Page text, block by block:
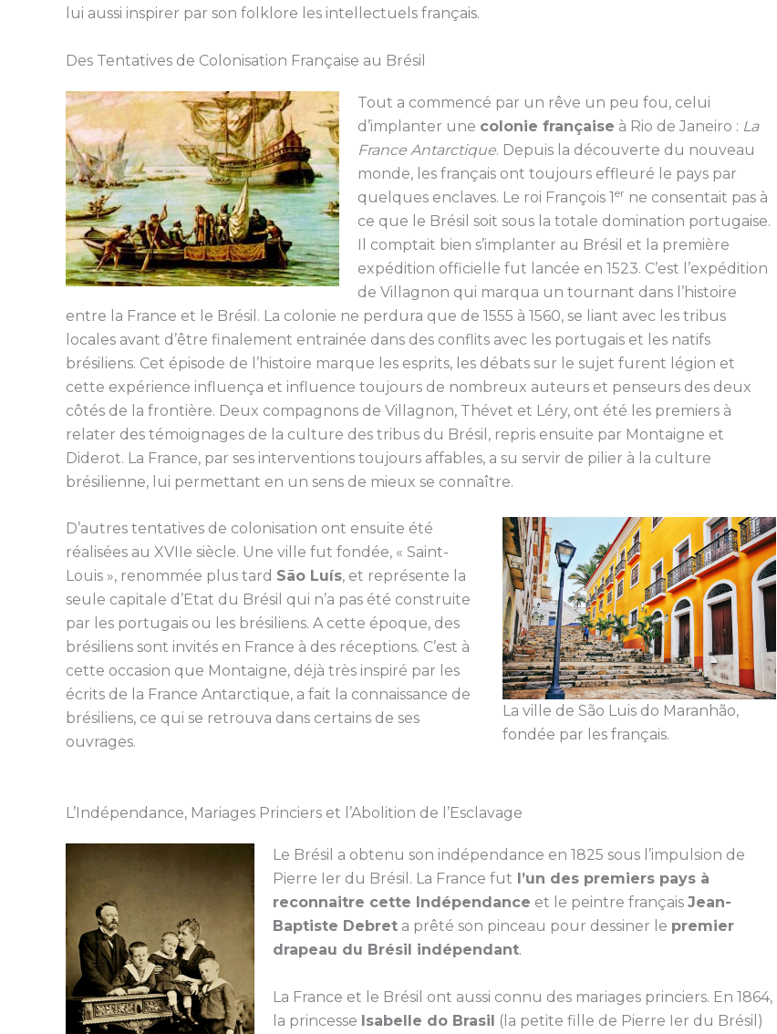
lui aussi inspirer par son folklore les intellectuels français.
Des Tentatives de Colonisation Française au Brésil
Tout a commencé par un rêve un peu fou, celui
d’implanter une colonie française à Rio de Janeiro : La
France Antarctique. Depuis la découverte du nouveau
monde, les français ont toujours effleuré le pays par
quelques enclaves. Le roi François 1er ne consentait pas à
ce que le Brésil soit sous la totale domination portugaise.
Il comptait bien s’implanter au Brésil et la première
expédition officielle fut lancée en 1523. C’est l’expédition
de Villagnon qui marqua un tournant dans l’histoire
entre la France et le Brésil. La colonie ne perdura que de 1555 à 1560, se liant avec les tribus
locales avant d’être finalement entrainée dans des conflits avec les portugais et les natifs
brésiliens. Cet épisode de l’histoire marque les esprits, les débats sur le sujet furent légion et
cette expérience influença et influence toujours de nombreux auteurs et penseurs des deux
côtés de la frontière. Deux compagnons de Villagnon, Thévet et Léry, ont été les premiers à
relater des témoignages de la culture des tribus du Brésil, repris ensuite par Montaigne et
Diderot. La France, par ses interventions toujours affables, a su servir de pilier à la culture
brésilienne, lui permettant en un sens de mieux se connaître.
La ville de São Luis do Maranhão,
fondée par les français.
D’autres tentatives de colonisation ont ensuite été
réalisées au XVIIe siècle. Une ville fut fondée, « Saint-
Louis », renommée plus tard São Luís, et représente la
seule capitale d’Etat du Brésil qui n’a pas été construite
par les portugais ou les brésiliens. A cette époque, des
brésiliens sont invités en France à des réceptions. C’est à
cette occasion que Montaigne, déjà très inspiré par les
écrits de la France Antarctique, a fait la connaissance de
brésiliens, ce qui se retrouva dans certains de ses
ouvrages.
L’Indépendance, Mariages Princiers et l’Abolition de l’Esclavage
Le Brésil a obtenu son indépendance en 1825 sous l’impulsion de
Pierre Ier du Brésil. La France fut l’un des premiers pays à
reconnaitre cette Indépendance et le peintre français Jean-
Baptiste Debret a prêté son pinceau pour dessiner le premier
drapeau du Brésil indépendant.
La France et le Brésil ont aussi connu des mariages princiers. En 1864,
la princesse Isabelle do Brasil (la petite fille de Pierre Ier du Brésil)